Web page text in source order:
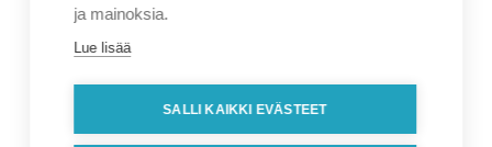
ja mainoksia.
Lue lisää
SALLI KAIKKI EVÄSTEET